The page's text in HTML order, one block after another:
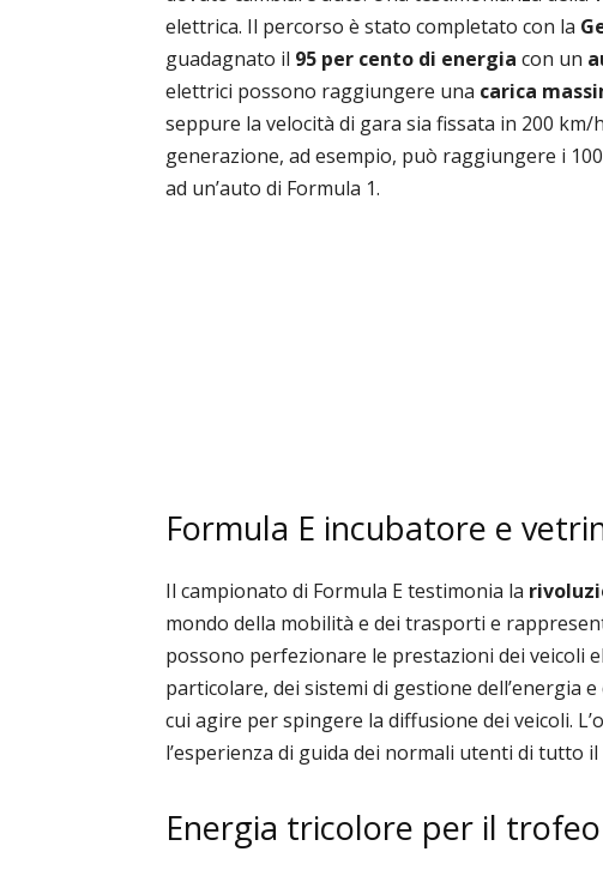
elettrica. Il percorso è stato completato con la
guadagnato il 95 per cento di energia con un
elettrici possono raggiungere una carica
seppure la velocità di gara sia fissata in 200 km/
generazione, ad esempio, può raggiungere i
ad un’auto di Formula 1.
Formula E incubatore e
Il campionato di Formula E testimonia la
mondo della mobilità e dei trasporti e
possono perfezionare le prestazioni dei veicoli
particolare, dei sistemi di gestione dell’energia
cui agire per spingere la diffusione dei veicoli.
l’esperienza di guida dei normali utenti di tutto il
Energia tricolore per il trofeo